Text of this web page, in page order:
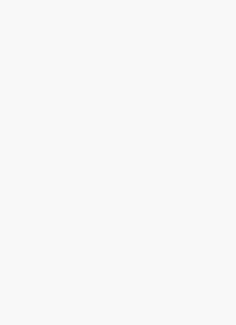
článků vás nezajímá? Aktualizujte
s Aquacentrem Šutka
a je čas to pořádně oslavit! Kde? No přece
Šutka. V sobotu 22…